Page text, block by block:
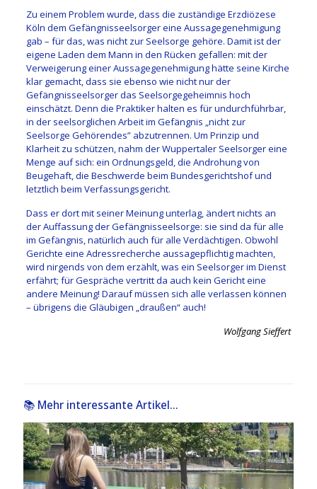
Zu einem Problem wurde, dass die zuständige Erzdiözese
Köln dem Gefängnisseelsorger eine Aussagegenehmigung
gab – für das, was nicht zur Seelsorge gehöre. Damit ist der
eigene Laden dem Mann in den Rücken gefallen: mit der
Verweigerung einer Aussagegenehmigung hätte seine Kirche
klar gemacht, dass sie ebenso wie nicht nur der
Gefängnisseelsorger das Seelsorgegeheimnis hoch
einschätzt. Denn die Praktiker halten es für undurchführbar,
in der seelsorglichen Arbeit im Gefängnis „nicht zur
Seelsorge Gehörendes” abzutrennen. Um Prinzip und
Klarheit zu schützen, nahm der Wuppertaler Seelsorger eine
Menge auf sich: ein Ordnungsgeld, die Androhung von
Beugehaft, die Beschwerde beim Bundesgerichtshof und
letztlich beim Verfassungsgericht.
Dass er dort mit seiner Meinung unterlag, ändert nichts an
der Auffassung der Gefängnisseelsorge: sie sind da für alle
im Gefängnis, natürlich auch für alle Verdächtigen. Obwohl
Gerichte eine Adressrecherche aussagepflichtig machten,
wird nirgends von dem erzählt, was ein Seelsorger im Dienst
erfährt; für Gespräche vertritt da auch kein Gericht eine
andere Meinung! Darauf müssen sich alle verlassen können
– übrigens die Gläubigen „draußen“ auch!
Wolfgang Sieffert
📚 Mehr interessante Artikel...